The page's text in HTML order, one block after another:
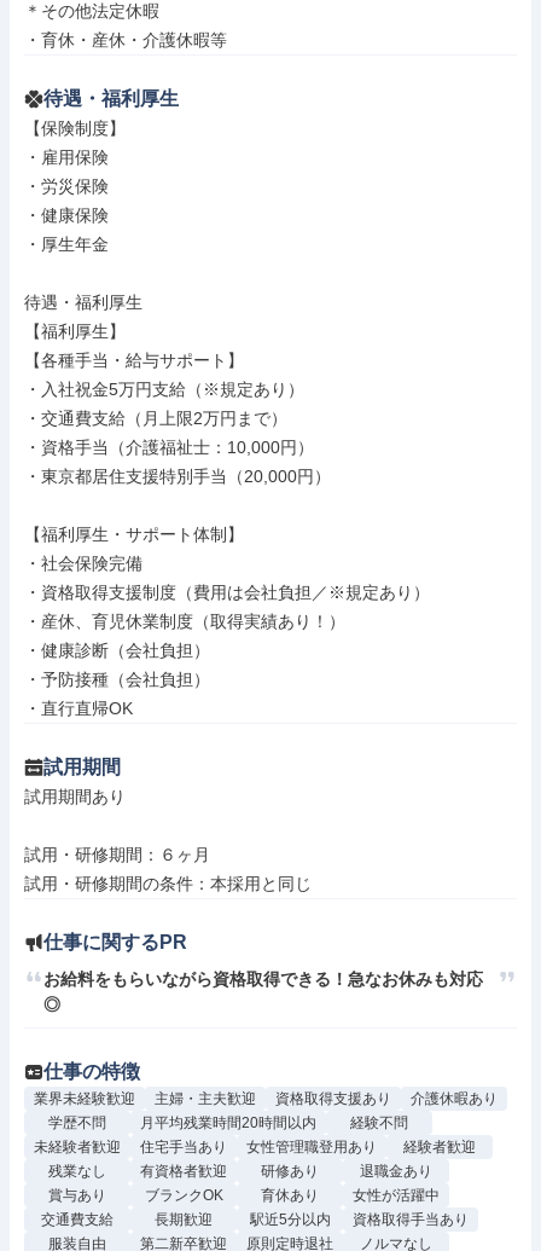
＊その他法定休暇
・育休・産休・介護休暇等
待遇・福利厚生
【保険制度】
・雇用保険
・労災保険
・健康保険
・厚生年金
待遇・福利厚生
【福利厚生】
【各種手当・給与サポート】
・入社祝金5万円支給（※規定あり）
・交通費支給（月上限2万円まで）
・資格手当（介護福祉士：10,000円）
・東京都居住支援特別手当（20,000円）
【福利厚生・サポート体制】
・社会保険完備
・資格取得支援制度（費用は会社負担／※規定あり）
・産休、育児休業制度（取得実績あり！）
・健康診断（会社負担）
・予防接種（会社負担）
・直行直帰OK
試用期間
試用期間あり
試用・研修期間：６ヶ月
仕事に関するPR
お給料をもらいながら資格取得できる！急なお休みも対応
◎
仕事の特徴
業界未経験歓迎 主婦・主夫歓迎 資格取得支援あり
介護休暇あり
学歴不問
月平均残業時間20時間以内
経験不問
未経験者歓迎
住宅手当あり 女性管理職登用あり
経験者歓迎
残業なし
有資格者歓迎 研修あり
退職金あり
賞与あり
ブランクOK 育休あり
女性が活躍中
交通費支給
長期歓迎 駅近5分以内
資格取得手当あり
服装自由
第二新卒歓迎 原則定時退社
ノルマなし